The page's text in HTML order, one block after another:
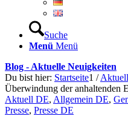
Suche
Menü Menü
Blog - Aktuelle Neuigkeiten
Du bist hier: Startseite1 /
Überwindung der anhaltenden
Aktuell DE, Allgemein DE,
Presse, Presse DE